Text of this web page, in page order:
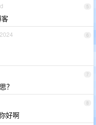
5
6
7
？
8
好啊